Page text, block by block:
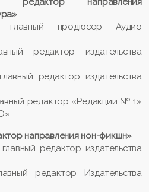
главный продюсер Аудио
редактор издательства
редактор издательства
редактор «Редакции № 1»
направления нон-фикшн»
редактор издательства
редактор Издательства